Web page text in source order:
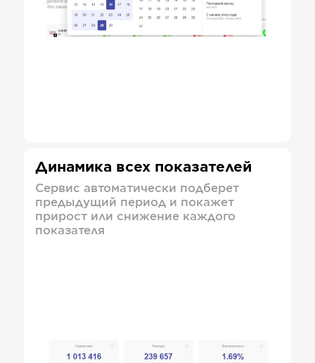
Динамика всех показателей
Сервис автоматически подберет
предыдущий период и покажет
прирост или снижение каждого
показателя